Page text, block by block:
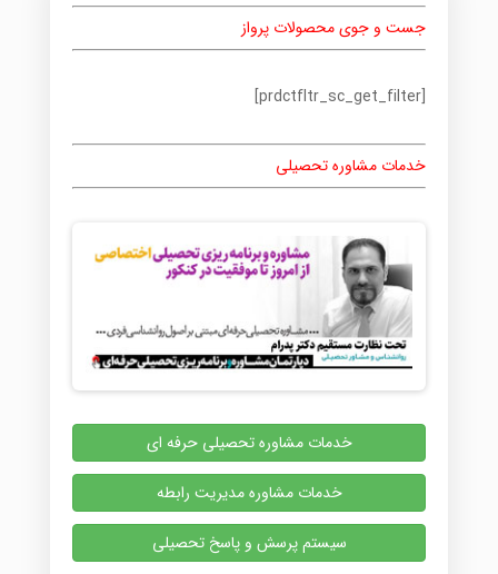
جست و جوی محصولات پرواز
[prdctfltr_sc_get_filter]
خدمات مشاوره تحصیلی
خدمات مشاوره تحصیلی حرفه ای
خدمات مشاوره مدیریت رابطه
سیستم پرسش و پاسخ تحصیلی